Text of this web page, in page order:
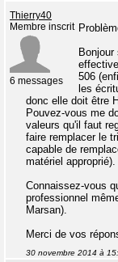
Thierry40
Membre inscrit
6 messages
506
les
donc elle doit être
Pouvez-vous me
valeurs qu'il faut
faire remplacer le
capable de
matériel approprié).
Connaissez-vous
professionnel
Marsan).
Merci de vos
30 novembre 2014 à